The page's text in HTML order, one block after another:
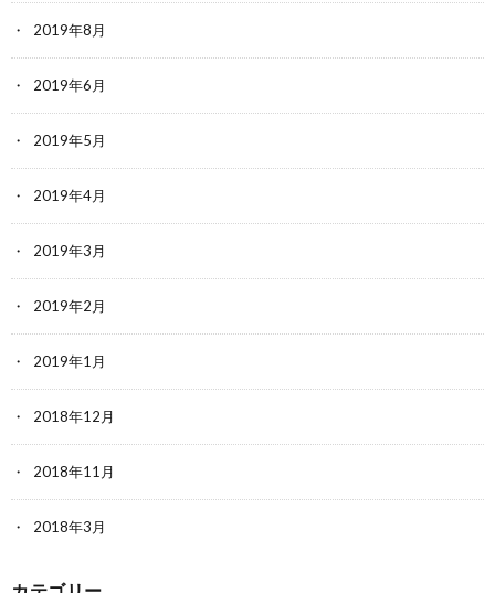
2019年8月
2019年6月
2019年5月
2019年4月
2019年3月
2019年2月
2019年1月
2018年12月
2018年11月
2018年3月